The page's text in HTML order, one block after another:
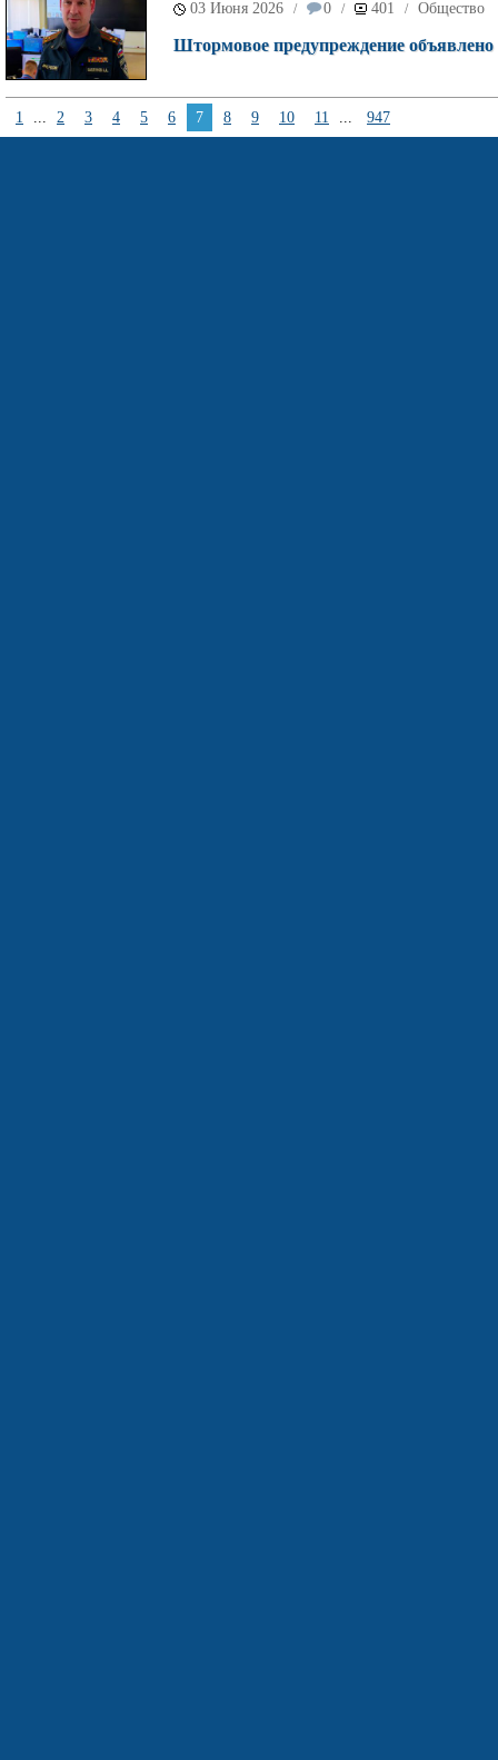
03 Июня 2026 / 0 / 401 / Общество
Штормовое предупреждение
1 ... 2 3 4 5 6 7 8 9 10 11 ... 947